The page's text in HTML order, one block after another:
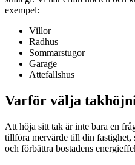
exempel:
Villor
Radhus
Sommarstugor
Garage
Attefallshus
Varför välja
Att höja sitt tak är inte bara en
tillföra mervärde till din fastighet,
och förbättra bostadens